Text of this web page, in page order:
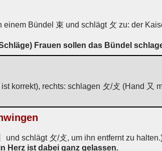
einem Bündel 束 und schlägt 攵 zu: der
Frauen sollen das Bündel
korrekt), rechts: schlagen 攵/攴 (Hand 又
schlägt 攵/攴, um ihn entfernt zu
Herz ist dabei ganz gelassen.